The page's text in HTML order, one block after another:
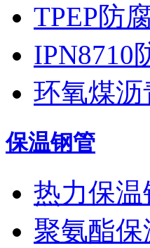
TPEP防
IPN8710
环氧煤
保温钢管
热力保温
聚氨酯保